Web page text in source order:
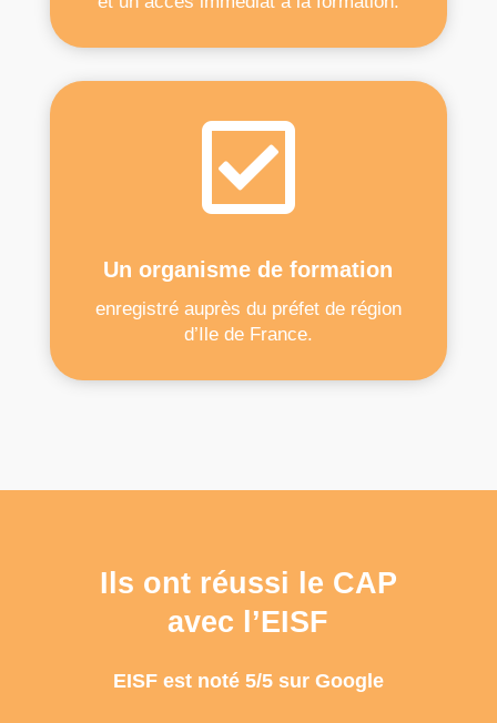

Un organisme de formation
enregistré auprès du préfet de région
d’Ile de France.
Ils ont réussi le CAP
avec l’EISF
EISF est noté 5/5 sur Google